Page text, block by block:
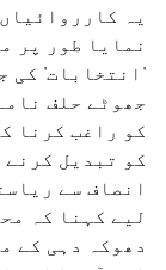
یہ
نمایا طور پر
'انتخابات' کی
جھوٹے حلف
کو راغب کرنا
کو تبدیل
انصاف سے
لیے کہنا کہ
دھوکہ دہی کے